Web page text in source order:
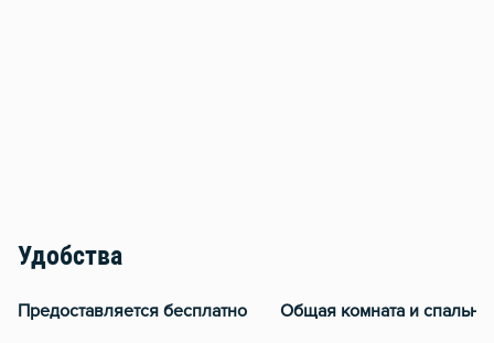
Удобства
Предоставляется бесплатно Общая комната и спальня